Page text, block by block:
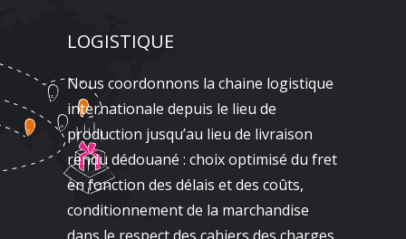
LOGISTIQUE
Nous coordonnons la chaine logistique
internationale depuis le lieu de
production jusqu’au lieu de livraison
rendu dédouané : choix optimisé du fret
en fonction des délais et des coûts,
conditionnement de la marchandise